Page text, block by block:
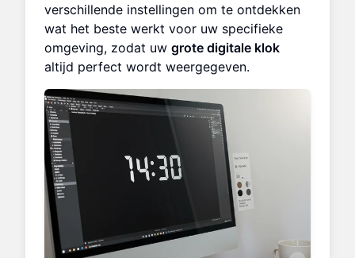
verschillende instellingen om te ontdekken
wat het beste werkt voor uw specifieke
omgeving, zodat uw grote digitale klok
altijd perfect wordt weergegeven.